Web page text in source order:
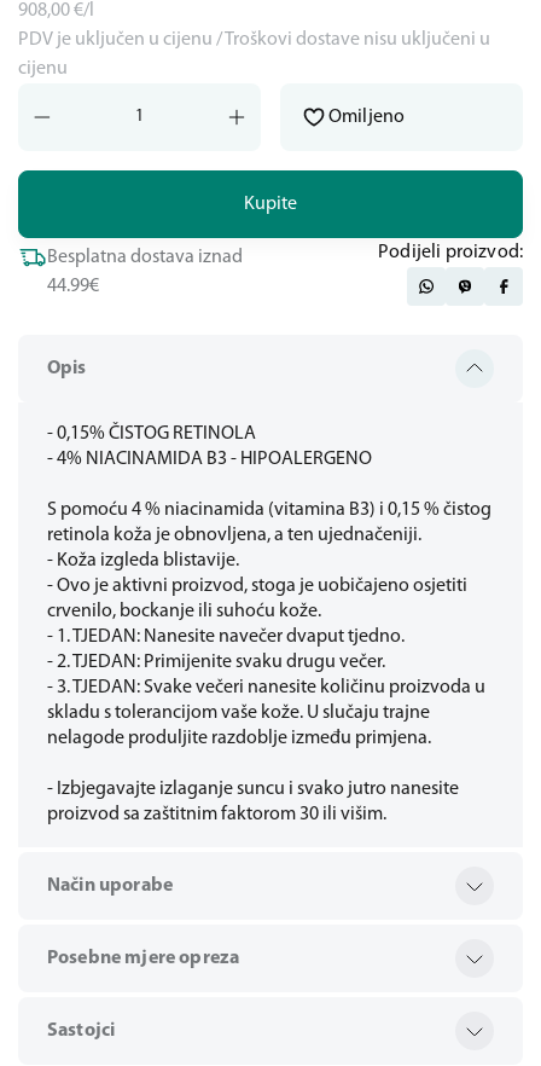
Opis
- 0,15% ČISTOG RETINOLA
- 4% NIACINAMIDA B3 - HIPOALERGENO
S pomoću 4 % niacinamida (vitamina B3) i 0,15 % čistog
retinola koža je obnovljena, a ten ujednačeniji.
- Koža izgleda blistavije.
- Ovo je aktivni proizvod, stoga je uobičajeno osjetiti
crvenilo, bockanje ili suhoću kože.
- 1. TJEDAN: Nanesite navečer dvaput tjedno.
- 2. TJEDAN: Primijenite svaku drugu večer.
- 3. TJEDAN: Svake večeri nanesite količinu proizvoda u
skladu s tolerancijom vaše kože. U slučaju trajne
nelagode produljite razdoblje između primjena.
- Izbjegavajte izlaganje suncu i svako jutro nanesite
proizvod sa zaštitnim faktorom 30 ili višim.
Način uporabe
Posebne mjere opreza
Sastojci
908,00€/l
PDV je uključen u cijenu / Troškovi dostave nisu uključeni u
cijenu
Kupite
Omiljeno
Besplatna dostava iznad
44.99€
Podijeli proizvod: